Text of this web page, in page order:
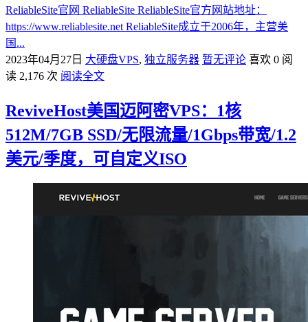
ReliableSite官网 ReliableSite ReliableSite官方网站地址：
https://www.reliablesite.net ReliableSite成立于2006年，主营美
国...
2023年04月27日 大硬盘VPS, 独立服务器 暂无评论 喜欢 0 阅
读 2,176 次 阅读全文
ReviveHost美国迈阿密VPS：1核
512M/7GB SSD/无限流量/1Gbps带宽/1.2
美元/季度，可自定义ISO